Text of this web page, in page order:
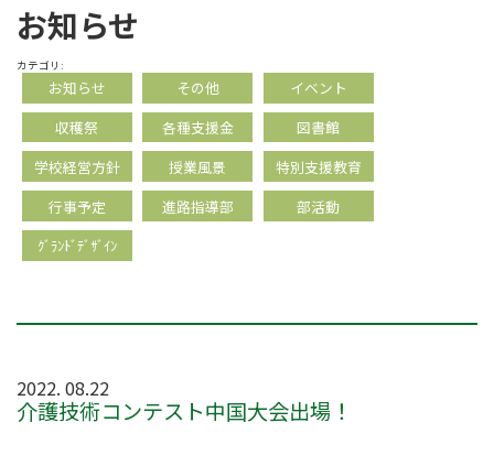
お知らせ
カテゴリ:
お知らせ その他
イベント
収穫祭
各種支援金
図書館
学校経営方針
授業風景
特別支援教育
行事予定
進路指導部
部活動
ｸﾞﾗﾝﾄﾞﾃﾞｻﾞｲﾝ
2022. 08.22
介護技術コンテスト中国大会出場！